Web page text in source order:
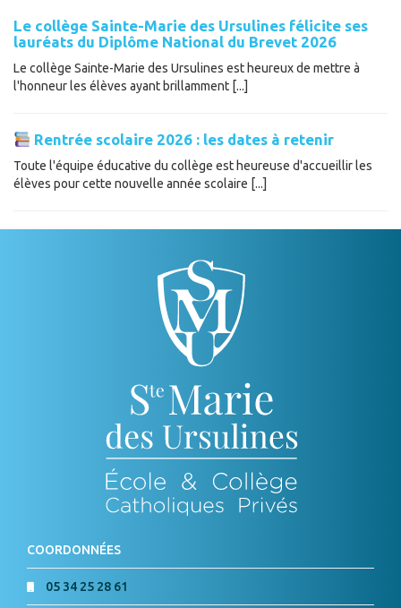
Le collège Sainte-Marie des Ursulines félicite ses
lauréats du Diplôme National du Brevet 2026
Le collège Sainte-Marie des Ursulines est heureux de mettre à
l'honneur les élèves ayant brillamment [...]
Rentrée scolaire 2026 : les dates à retenir
Toute l'équipe éducative du collège est heureuse d'accueillir les
élèves pour cette nouvelle année scolaire [...]
COORDONNÉES
05 34 25 28 61